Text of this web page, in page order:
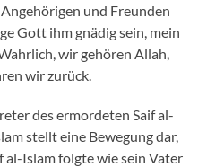
und Freunden
Gott ihm gnädig sein, mein
wir gehören Allah,
wir zurück.
des ermordeten Saif al-
stellt eine Bewegung dar,
al-Islam folgte wie sein Vater